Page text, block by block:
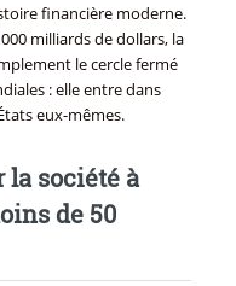
financière moderne.
milliards de dollars, la
le cercle fermé
: elle entre dans
eux-mêmes.
la société à
de 50